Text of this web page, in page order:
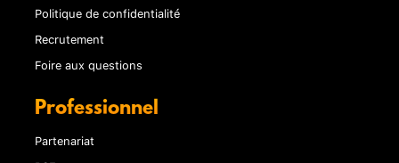
Politique de confidentialité
Recrutement
Foire aux questions
Professionnel
Partenariat